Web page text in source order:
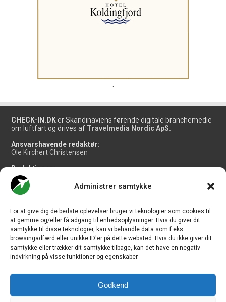
Administrer samtykke
For at give dig de bedste oplevelser bruger vi teknologier som cookies til
at gemme og/eller få adgang til enhedsoplysninger. Hvis du giver dit
samtykke til disse teknologier, kan vi behandle data som f.eks.
browsingadfærd eller unikke ID'er på dette websted. Hvis du ikke giver dit
samtykke eller trækker dit samtykke tilbage, kan det have en negativ
indvirkning på visse funktioner og egenskaber.
Godkend
CHECK-IN.DK er Skandinaviens førende digitale branchemedie
om luftfart og drives af Travelmedia Nordic ApS.
Ansvarshavende redaktør:
Ole Kirchert Christensen
Redaktionen:
Christian Granhøj Skouboe
Henrik Baumgarten
Danny Longhi Andreasen
Salg og jobannoncer:
salg@travelmedianordic.com
Vi tager ansvar for indholdet og er tilmeldt